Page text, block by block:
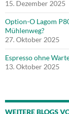
15. Dezember 2025
Option-O Lagom
Mühlenweg?
27. Oktober 2025
Espresso ohne
13. Oktober 2025
WEITERE BLOGS